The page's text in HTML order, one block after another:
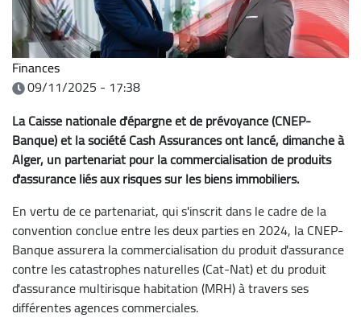
Finances
09/11/2025 - 17:38
La Caisse nationale d'épargne et de prévoyance (CNEP-
Banque) et la société Cash Assurances ont lancé, dimanche à
Alger, un partenariat pour la commercialisation de produits
d'assurance liés aux risques sur les biens immobiliers.
En vertu de ce partenariat, qui s'inscrit dans le cadre de la
convention conclue entre les deux parties en 2024, la CNEP-
Banque assurera la commercialisation du produit d'assurance
contre les catastrophes naturelles (Cat-Nat) et du produit
d'assurance multirisque habitation (MRH) à travers ses
différentes agences commerciales.